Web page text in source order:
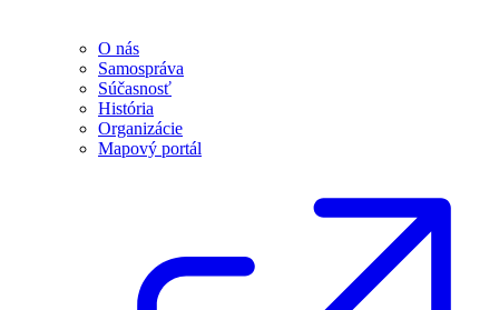
O nás
Samospráva
Súčasnosť
História
Organizácie
Mapový portál